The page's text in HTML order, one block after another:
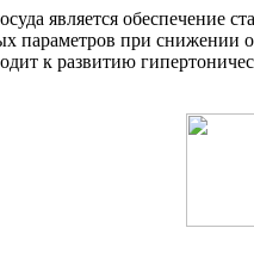
является обеспечение
при снижении
к развитию